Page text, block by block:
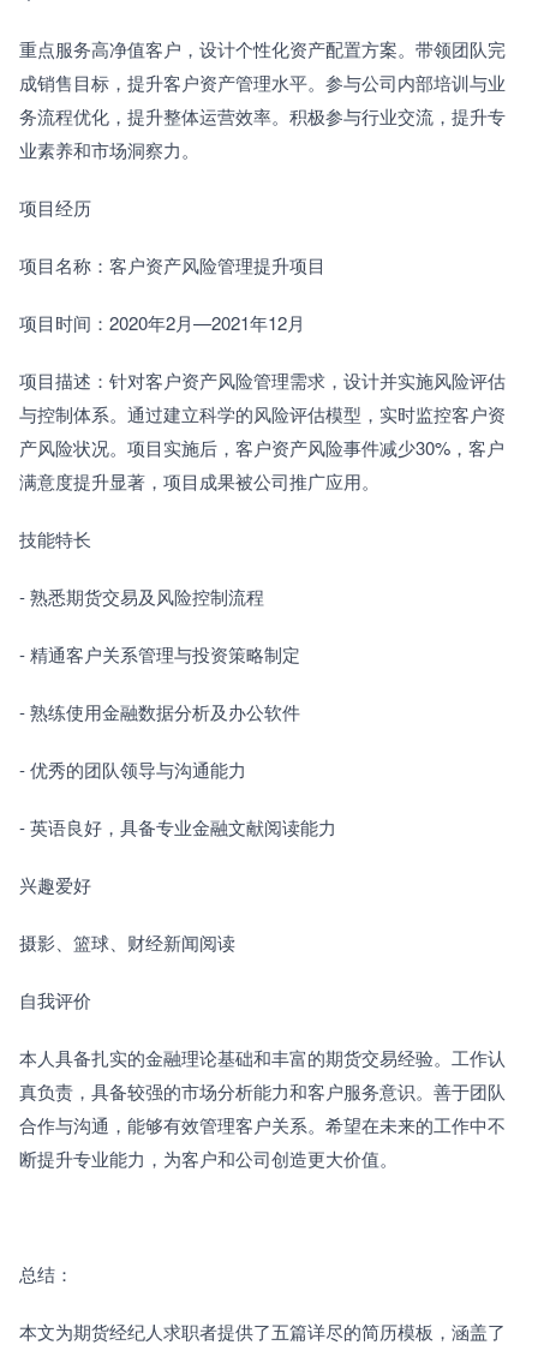
重点服务高净值客户，设计个性化资产配置方案。带领团队完
成销售目标，提升客户资产管理水平。参与公司内部培训与业
务流程优化，提升整体运营效率。积极参与行业交流，提升专
业素养和市场洞察力。
项目经历
项目名称：客户资产风险管理提升项目
项目时间：2020年2月—2021年12月
项目描述：针对客户资产风险管理需求，设计并实施风险评估
与控制体系。通过建立科学的风险评估模型，实时监控客户资
产风险状况。项目实施后，客户资产风险事件减少30%，客户
满意度提升显著，项目成果被公司推广应用。
技能特长
- 熟悉期货交易及风险控制流程
- 精通客户关系管理与投资策略制定
- 熟练使用金融数据分析及办公软件
- 优秀的团队领导与沟通能力
- 英语良好，具备专业金融文献阅读能力
兴趣爱好
摄影、篮球、财经新闻阅读
自我评价
本人具备扎实的金融理论基础和丰富的期货交易经验。工作认
真负责，具备较强的市场分析能力和客户服务意识。善于团队
合作与沟通，能够有效管理客户关系。希望在未来的工作中不
断提升专业能力，为客户和公司创造更大价值。
总结：
本文为期货经纪人求职者提供了五篇详尽的简历模板，涵盖了